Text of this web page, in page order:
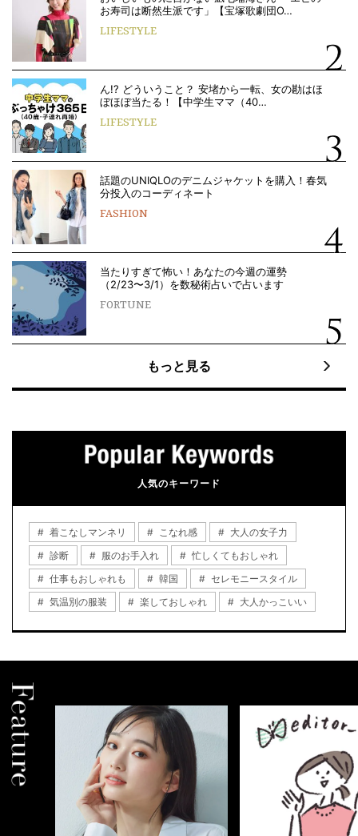
お寿司は断然生派です」【宝塚歌劇団O…
LIFESTYLE
ん!? どういうこと？ 安堵から一転、女の勘はほ
ぼほぼ当たる！【中学生ママ（40…
LIFESTYLE
話題のUNIQLOのデニムジャケットを購入！春気
分投入のコーディネート
FASHION
当たりすぎて怖い！あなたの今週の運勢
（2/23〜3/1）を数秘術占いで占います
FORTUNE
もっと見る
人気のキーワード
着こなしマンネリ こなれ感
大人の女子力
診断
服のお手入れ
忙しくてもおしゃれ
仕事もおしゃれも
韓国
セレモニースタイル
気温別の服装
楽しておしゃれ 大人かっこいい